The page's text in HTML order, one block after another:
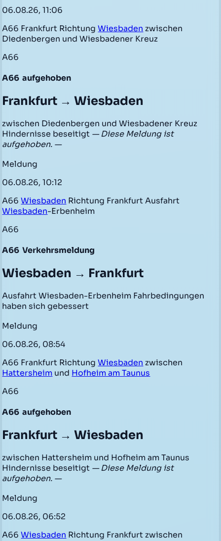
06.08.26, 11:06
A66 Frankfurt RichtungWiesbaden zwischen
Diedenbergen und Wiesbadener Kreuz
A66
A66 aufgehoben
Frankfurt → Wiesbaden
zwischen Diedenbergen und Wiesbadener Kreuz
Hindernisse beseitigt — Diese Meldung ist
aufgehoben. —
Meldung
06.08.26, 10:12
A66Wiesbaden Richtung Frankfurt Ausfahrt
Wiesbaden-Erbenheim
A66
A66 Verkehrsmeldung
Wiesbaden → Frankfurt
Ausfahrt Wiesbaden-Erbenheim Fahrbedingungen
haben sich gebessert
Meldung
06.08.26, 08:54
A66 Frankfurt RichtungWiesbaden zwischen
Hattersheim und Hofheim am Taunus
A66
A66 aufgehoben
Frankfurt → Wiesbaden
zwischen Hattersheim und Hofheim am Taunus
Hindernisse beseitigt — Diese Meldung ist
aufgehoben. —
Meldung
06.08.26, 06:52
A66Wiesbaden Richtung Frankfurt zwischen